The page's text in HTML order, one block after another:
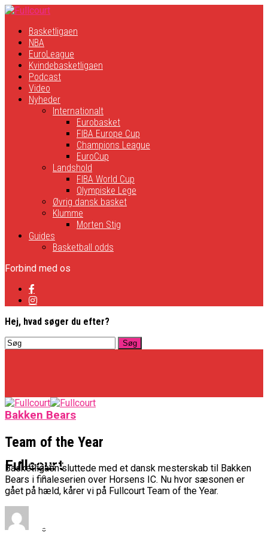
Basketligaen
NBA
EuroLeague
Kvindebasketligaen
Podcast
Video
Nyheder
Internationalt
Eurobasket
FIBA Europe Cup
Champions League
EuroCup
Landshold
FIBA World Cup
Olympiske Lege
Øvrig dansk basket
Klumme
Morten Stig
Guides
Basketball odds
Forbind med os
Hej, hvad søger du efter?
Fullcourt
Basketligaen
NBA
Bakken Bears
Team of the Year
Basketligaen sluttede med et dansk mesterskab til Bakken
Bears i finaleserien over Horsens IC. Nu hvor sæsonen er
gået på hæld, kårer vi på Fullcourt Team of the Year.